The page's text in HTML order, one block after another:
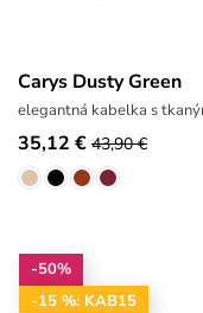
Carys Dusty Green
35,12 € 43,90 €
-50%
-15 %: KAB15